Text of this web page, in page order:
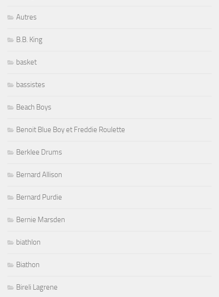
Autres
B.B. King
basket
bassistes
Beach Boys
Benoit Blue Boy et Freddie Roulette
Berklee Drums
Bernard Allison
Bernard Purdie
Bernie Marsden
biathlon
Biathon
Bireli Lagrene